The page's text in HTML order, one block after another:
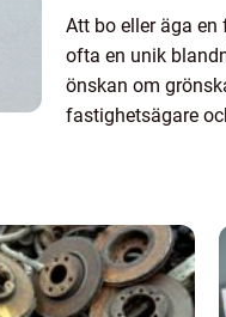
Att bo eller äga
ofta en unik
önskan om
fastighetsägare